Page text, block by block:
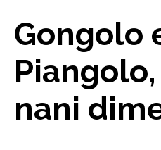
Gongolo
nani